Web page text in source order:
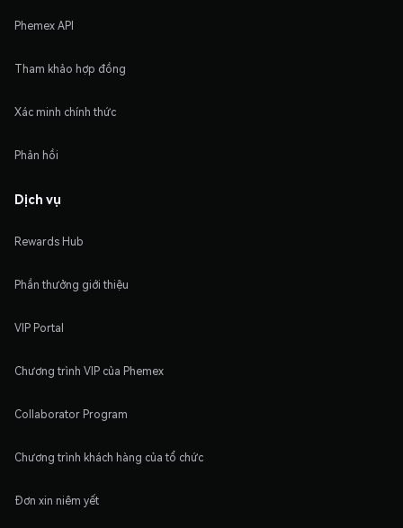
Phemex API
Tham khảo hợp đồng
Xác minh chính thức
Phản hồi
Dịch vụ
Rewards Hub
Phần thưởng giới thiệu
VIP Portal
Chương trình VIP của Phemex
Collaborator Program
Chương trình khách hàng của tổ chức
Đơn xin niêm yết